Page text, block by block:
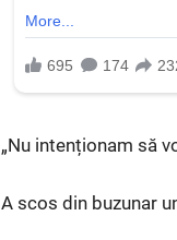
„Nu intenționam să
A scos din buzunar